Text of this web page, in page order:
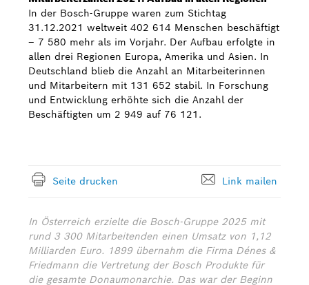
In der Bosch-Gruppe waren zum Stichtag
31.12.2021 weltweit 402 614 Menschen beschäftigt
– 7 580 mehr als im Vorjahr. Der Aufbau erfolgte in
allen drei Regionen Europa, Amerika und Asien. In
Deutschland blieb die Anzahl an Mitarbeiterinnen
und Mitarbeitern mit 131 652 stabil. In Forschung
und Entwicklung erhöhte sich die Anzahl der
Beschäftigten um 2 949 auf 76 121.
Seite drucken Link mailen
In Österreich erzielte die Bosch-Gruppe 2025 mit
rund 3 300 Mitarbeitenden einen Umsatz von 1,12
Milliarden Euro. 1899 übernahm die Firma Dénes &
Friedmann die Vertretung der Bosch Produkte für
die gesamte Donaumonarchie. Das war der Beginn